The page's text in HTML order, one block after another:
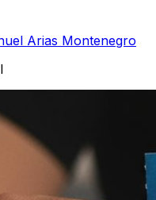
Arias Montenegro